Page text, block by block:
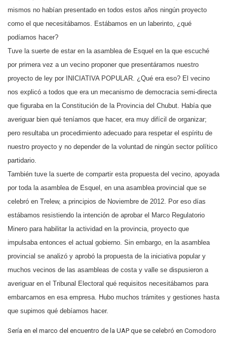
mismos no habían presentado en todos estos años ningún proyecto
como el que necesitábamos. Estábamos en un laberinto, ¿qué
podíamos hacer?
Tuve la suerte de estar en la asamblea de Esquel en la que escuché
por primera vez a un vecino proponer que presentáramos nuestro
proyecto de ley por INICIATIVA POPULAR. ¿Qué era eso? El vecino
nos explicó a todos que era un mecanismo de democracia semi-directa
que figuraba en la Constitución de la Provincia del Chubut. Había que
averiguar bien qué teníamos que hacer, era muy difícil de organizar;
pero resultaba un procedimiento adecuado para respetar el espíritu de
nuestro proyecto y no depender de la voluntad de ningún sector político
partidario.
También tuve la suerte de compartir esta propuesta del vecino, apoyada
por toda la asamblea de Esquel, en una asamblea provincial que se
celebró en Trelew, a principios de Noviembre de 2012. Por eso días
estábamos resistiendo la intención de aprobar el Marco Regulatorio
Minero para habilitar la actividad en la provincia, proyecto que
impulsaba entonces el actual gobierno. Sin embargo, en la asamblea
provincial se analizó y aprobó la propuesta de la iniciativa popular y
muchos vecinos de las asambleas de costa y valle se dispusieron a
averiguar en el Tribunal Electoral qué requisitos necesitábamos para
embarcarnos en esa empresa. Hubo muchos trámites y gestiones hasta
que supimos qué debíamos hacer.
Sería en el marco del encuentro de la UAP que se celebró en Comodoro